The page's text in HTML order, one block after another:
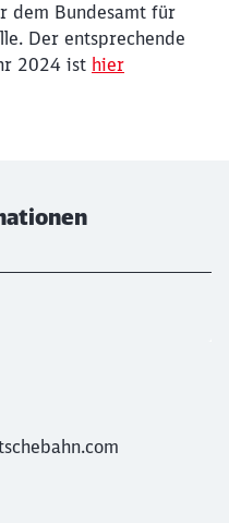
dem Bundesamt für
Der entsprechende
2024 ist hier